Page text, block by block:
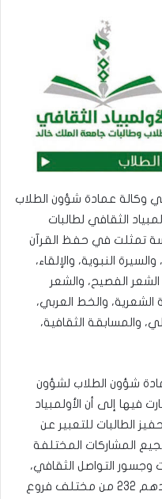
وكالة عمادة شؤون الطلاب
الثقافي لطالبات
اشتمل على 15 منافسة تمثلت في حفظ القرآن
النبوية، والإلقاء،
الفصيح، والشعر
الشعرية، والخط العربي،
والمسابقة الثقافية،
شؤون الطلاب لشؤون
فيها إلى أن الأولمبياد
الطالبات للتعبير عن
المشاركات المختلفة
وجسور التواصل الثقافي،
مشيدة بمشاركات الطالبات البالغ عددهم 232 من مختلف فروع